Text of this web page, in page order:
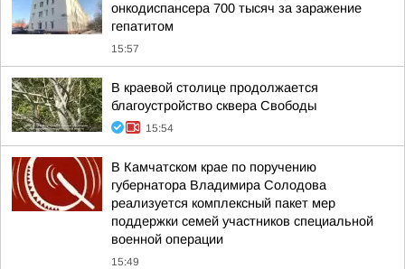
онкодиспансера 700 тысяч за заражение
гепатитом
15:57
В краевой столице продолжается
благоустройство сквера Свободы
15:54
В Камчатском крае по поручению
губернатора Владимира Солодова
реализуется комплексный пакет мер
поддержки семей участников специальной
военной операции
15:49